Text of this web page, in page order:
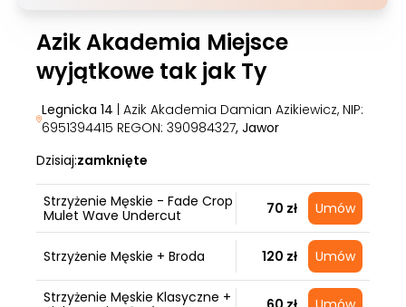
Azik Akademia Miejsce
wyjątkowe tak jak Ty
Legnicka 14 | Azik Akademia Damian Azikiewicz, NIP:
6951394415 REGON: 390984327, Jawor
Dzisiaj:zamknięte
Strzyżenie Męskie - Fade Crop
Mulet Wave Undercut
70 zł Umów
Strzyżenie Męskie + Broda 120 zł Umów
Strzyżenie Męskie Klasyczne +